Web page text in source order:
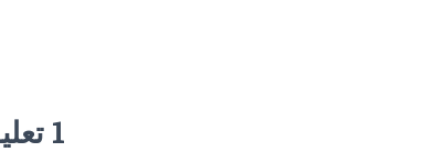
1 تعليق